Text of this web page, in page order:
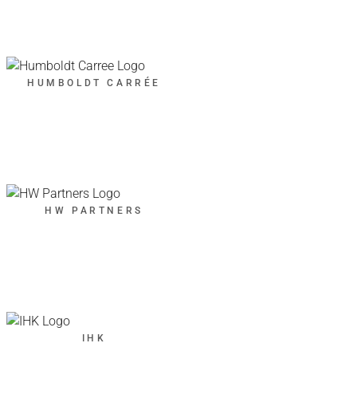
HUMBOLDT CARRÉE
HW PARTNERS
IHK